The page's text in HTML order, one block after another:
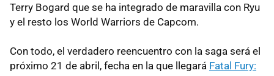
Terry Bogard que se ha integrado de maravilla con Ryu
y el resto los World Warriors de Capcom.
Con todo, el verdadero reencuentro con la saga será el
próximo 21 de abril, fecha en la que llegará Fatal Fury: